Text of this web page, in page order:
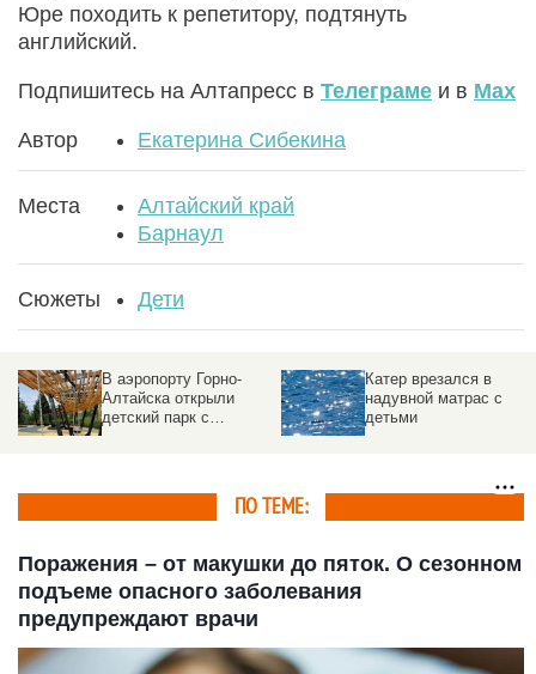
Юре походить к репетитору, подтянуть
английский.
Подпишитесь на Алтапресс в Телеграме и в Max
Автор Екатерина Сибекина
Места
Алтайский край
Барнаул
Сюжеты Дети
В аэропорту Горно-
Алтайска открыли
детский парк с
Катер врезался в
надувной матрас с
детьми
ПО ТЕМЕ:
Поражения – от макушки до пяток. О сезонном
подъеме опасного заболевания
предупреждают врачи